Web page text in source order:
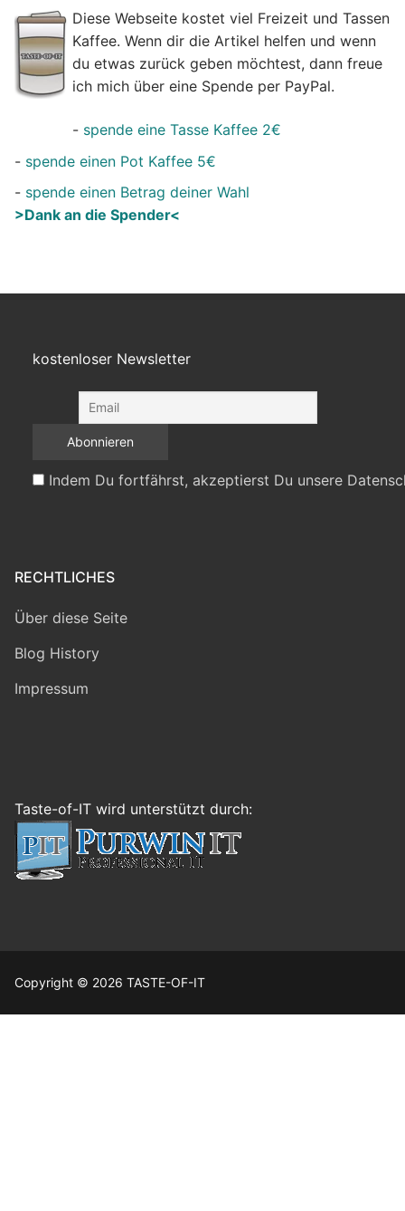
Diese Webseite kostet viel Freizeit und Tassen
Kaffee. Wenn dir die Artikel helfen und wenn
du etwas zurück geben möchtest, dann freue
ich mich über eine Spende per PayPal.
- spende eine Tasse Kaffee 2€
- spende einen Pot Kaffee 5€
- spende einen Betrag deiner Wahl
>Dank an die Spender<
kostenloser Newsletter
Indem Du fortfährst, akzeptierst Du unsere
RECHTLICHES
Über diese Seite
Blog History
Impressum
Taste-of-IT wird unterstützt durch:
Copyright © 2026 TASTE-OF-IT